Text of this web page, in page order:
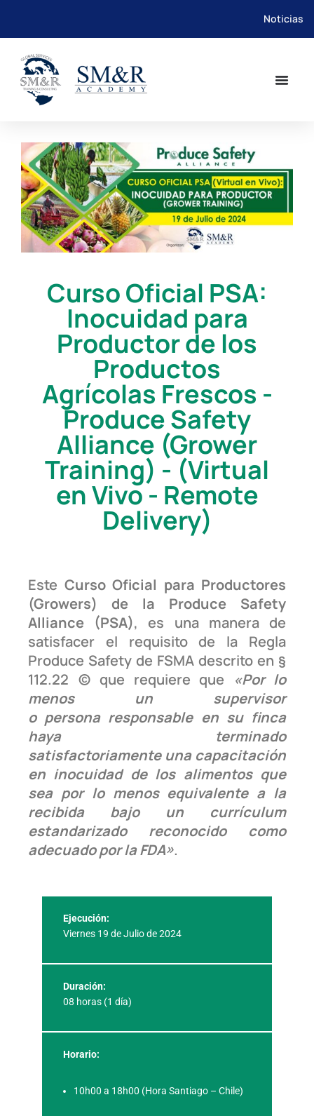
Saltar
contenido
Noticias
Curso Oficial PSA:
Inocuidad para
Productor de los
Productos
Agrícolas Frescos -
Produce Safety
Alliance (Grower
Training) - (Virtual
en Vivo - Remote
Delivery)
Este Curso Oficial para Productores
(Growers) de la Produce Safety
Alliance (PSA), es una manera de
satisfacer el requisito de la Regla
Produce Safety de FSMA descrito en §
112.22 (c) que requiere que
«Por lo
menos un supervisor
o persona responsable en su finca
haya terminado
satisfactoriamente una capacitación
en inocuidad de los alimentos que
sea por lo menos equivalente a la
recibida bajo un currículum
estandarizado reconocido como
adecuado por la FDA».
Ejecución:
Viernes 19 de Julio de 2024
Duración:
08 horas (1 día)
Horario:
10h00 a 18h00 (Hora Santiago – Chile)